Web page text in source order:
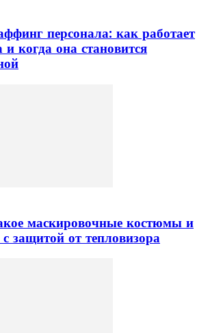
персонала: как работает
и когда она становится
маскировочные костюмы и
защитой от тепловизора